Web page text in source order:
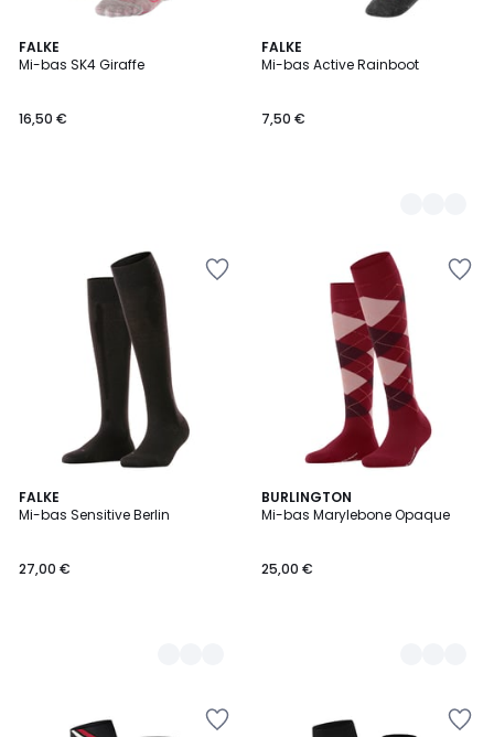
FALKE
Mi-bas SK4 Giraffe
16,50 €
FALKE
Mi-bas Active Rainboot
7,50 €
3
Couleurs
FALKE
Mi-bas Sensitive Berlin
27,00 €
6
Couleurs
BURLINGTON
Mi-bas Marylebone Opaque
25,00 €
7
Couleurs